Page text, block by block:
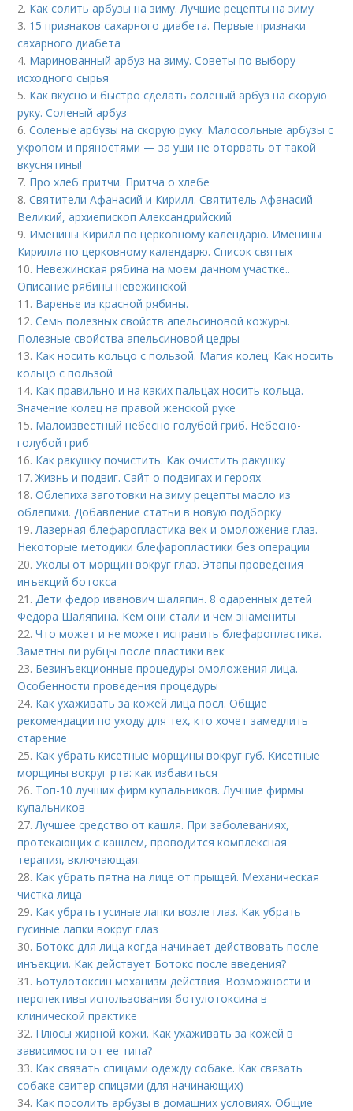
2. Как солить арбузы на зиму. Лучшие рецепты на зиму
3. 15 признаков сахарного диабета. Первые признаки
сахарного диабета
4. Маринованный арбуз на зиму. Советы по выбору
исходного сырья
5. Как вкусно и быстро сделать соленый арбуз на скорую
руку. Соленый арбуз
6.Соленые арбузы на скорую руку. Малосольные арбузы с
укропом и пряностями — за уши не оторвать от такой
вкуснятины!
7. Про хлеб притчи. Притча о хлебе
8.Святители Афанасий и Кирилл. Святитель Афанасий
Великий, архиепископ Александрийский
9. Именины Кирилл по церковному календарю. Именины
Кирилла по церковному календарю. Список святых
10. Невежинская рябина на моем дачном участке..
Описание рябины невежинской
11. Варенье из красной рябины.
12.Семь полезных свойств апельсиновой кожуры.
Полезные свойства апельсиновой цедры
13. Как носить кольцо с пользой. Магия колец: Как носить
кольцо с пользой
14. Как правильно и на каких пальцах носить кольца.
Значение колец на правой женской руке
15. Малоизвестный небесно голубой гриб. Небесно-
голубой гриб
16. Как ракушку почистить. Как очистить ракушку
17.Жизнь и подвиг. Сайт о подвигах и героях
18.Облепиха заготовки на зиму рецепты масло из
облепихи. Добавление статьи в новую подборку
19.Лазерная блефаропластика век и омоложение глаз.
Некоторые методики блефаропластики без операции
20.Уколы от морщин вокруг глаз. Этапы проведения
инъекций ботокса
21.Дети федор иванович шаляпин. 8 одаренных детей
Федора Шаляпина. Кем они стали и чем знамениты
22.Что может и не может исправить блефаропластика.
Заметны ли рубцы после пластики век
23. Безинъекционные процедуры омоложения лица.
Особенности проведения процедуры
24. Как ухаживать за кожей лица посл. Общие
рекомендации по уходу для тех, кто хочет замедлить
старение
25. Как убрать кисетные морщины вокруг губ. Кисетные
морщины вокруг рта: как избавиться
26. Топ-10 лучших фирм купальников. Лучшие фирмы
купальников
27.Лучшее средство от кашля. При заболеваниях,
протекающих с кашлем, проводится комплексная
терапия, включающая:
28. Как убрать пятна на лице от прыщей. Механическая
чистка лица
29. Как убрать гусиные лапки возле глаз. Как убрать
гусиные лапки вокруг глаз
30. Ботокс для лица когда начинает действовать после
инъекции. Как действует Ботокс после введения?
31. Ботулотоксин механизм действия. Возможности и
перспективы использования ботулотоксина в
клинической практике
32. Плюсы жирной кожи. Как ухаживать за кожей в
зависимости от ее типа?
33. Как связать спицами одежду собаке. Как связать
собаке свитер спицами (для начинающих)
34. Как посолить арбузы в домашних условиях. Общие